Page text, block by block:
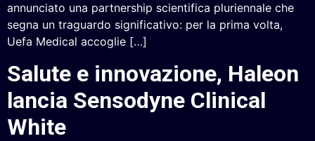
annunciato una partnership scientifica pluriennale che
segna un traguardo significativo: per la prima volta,
Uefa Medical accoglie […]
Salute e innovazione, Haleon
lancia Sensodyne Clinical
White